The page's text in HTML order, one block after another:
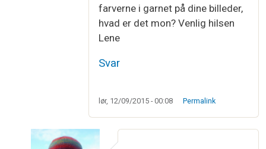
farverne i garnet på dine billeder,
hvad er det mon? Venlig hilsen
Lene
Svar
lør, 12/09/2015 - 00:08 Permalink